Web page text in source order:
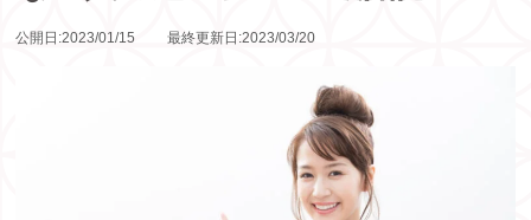
公開日:2023/01/15 最終更新日:2023/03/20